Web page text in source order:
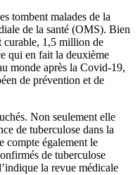
tombent malades de la
de la santé (OMS). Bien
curable, 1,5 million de
qui en fait la deuxième
monde après la Covid-19,
de prévention et de
Non seulement elle
de tuberculose dans la
compte également le
de tuberculose
la revue médicale